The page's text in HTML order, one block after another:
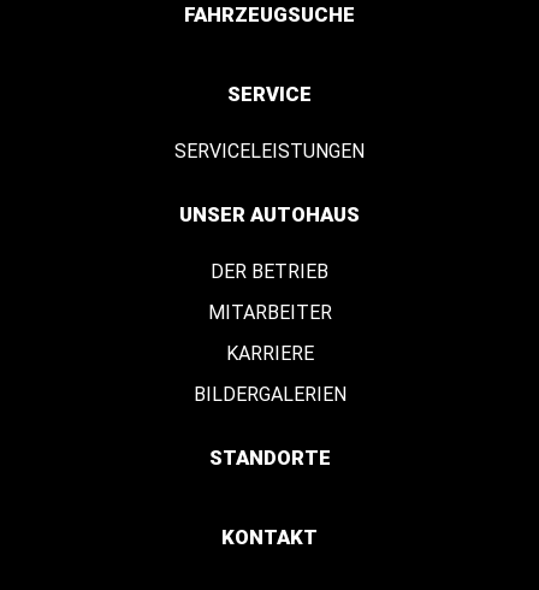
FAHRZEUGSUCHE
SERVICE
SERVICELEISTUNGEN
UNSER AUTOHAUS
DER BETRIEB
MITARBEITER
KARRIERE
BILDERGALERIEN
STANDORTE
KONTAKT